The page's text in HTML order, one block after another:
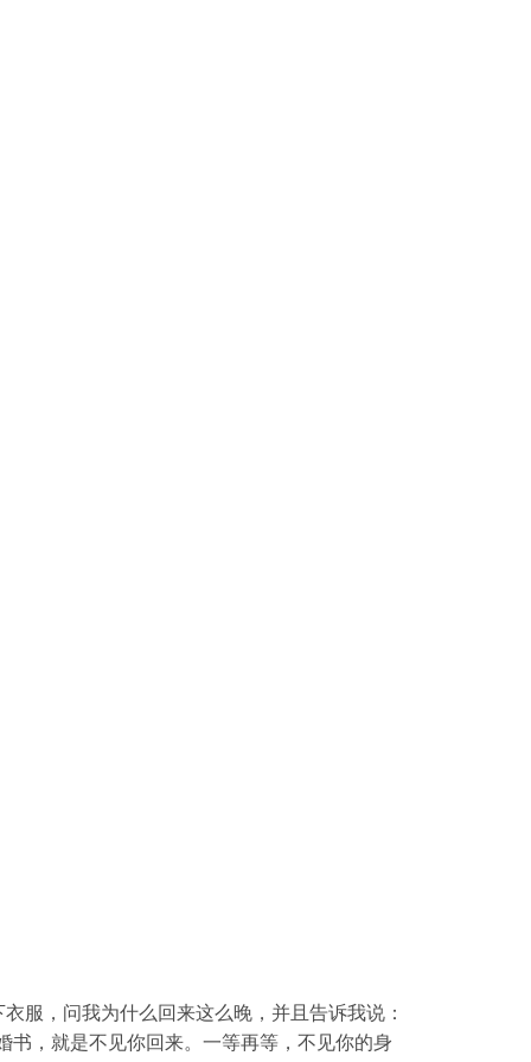
服，问我为什么回来这么晚，并且告诉我说：
书，就是不见你回来。一等再等，不见你的身